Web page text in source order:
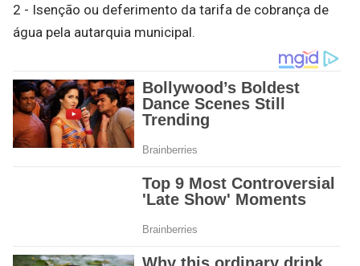
2 - Isenção ou deferimento da tarifa de cobrança de
água pela autarquia municipal.